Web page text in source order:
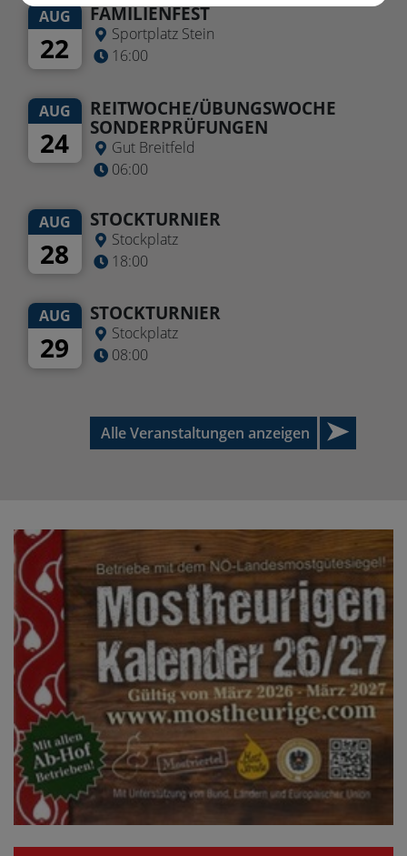
AUG
22
FAMILIENFEST
Sportplatz Stein
16:00
AUG
24
REITWOCHE/ÜBUNGSWOCHE
SONDERPRÜFUNGEN
Gut Breitfeld
06:00
AUG
28
STOCKTURNIER
Stockplatz
18:00
AUG
29
STOCKTURNIER
Stockplatz
08:00
Alle Veranstaltungen anzeigen